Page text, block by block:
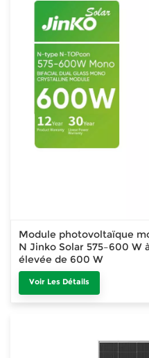
Module photovoltaïque
N Jinko Solar 575–600 W
élevée de 600 W
Voir Les Détails